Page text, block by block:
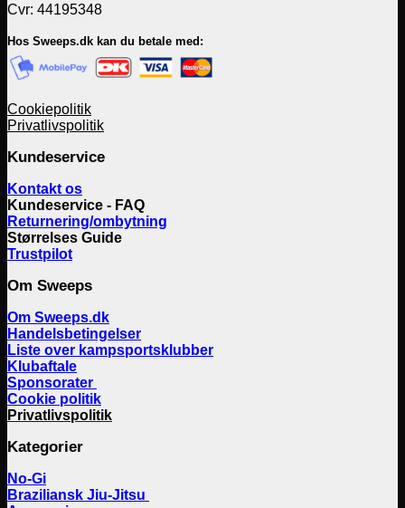
Cvr: 44195348
Hos Sweeps.dk kan du betale med:
Cookiepolitik
Privatlivspolitik
Kundeservice
Kontakt os
Kundeservice - FAQ
Returnering/ombytning
Størrelses Guide
Trustpilot
Om Sweeps
Om Sweeps.dk
Handelsbetingelser
Liste over kampsportsklubber
Klubaftale
Sponsorater
Cookie politik
Privatlivspolitik
Kategorier
No-Gi
Braziliansk Jiu-Jitsu